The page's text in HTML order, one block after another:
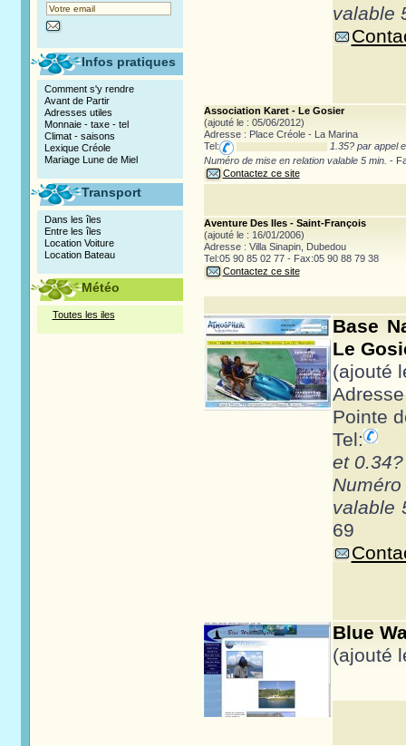
valable
Association Karet - Le Gosier
(ajouté le : 05/06/2012)
Adresse : Place Créole - La Marina
Tel:
1.35? par appel
Numéro de mise en relation valable 5 min. -
Contactez ce site
Aventure Des Iles - Saint-François
(ajouté le : 16/01/2006)
Adresse : Villa Sinapin, Dubedou
Tel:05 90 85 02 77 - Fax:05 90 88 79 38
Contactez ce site
Base
Le
(ajouté
Pointe
Tel:
et
valable
69
Blue
(ajouté
Infos pratiques
Comment s'y rendre
Avant de Partir
Adresses utiles
Monnaie - taxe - tel
Climat - saisons
Lexique Créole
Mariage Lune de Miel
Transport
Dans les îles
Entre les îles
Location Voiture
Location Bateau
Météo
Toutes les iles